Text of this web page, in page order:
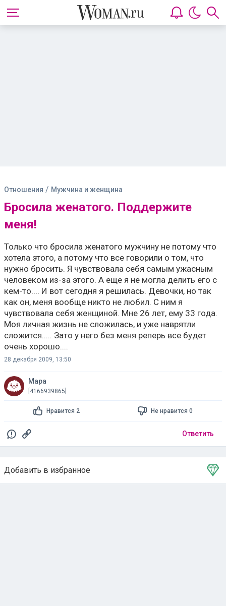
Отношения / Мужчина и женщина
Бросила женатого. Поддержите
меня!
Только что бросила женатого мужчину не потому что
хотела этого, а потому что все говорили о том, что
нужно бросить. Я чувствовала себя самым ужасным
человеком из-за этого. А еще я не могла делить его с
кем-то.... И вот сегодня я решилась. Девочки, но так
как он, меня вообще никто не любил. С ним я
чувствовала себя женщиной. Мне 26 лет, ему 33 года.
Моя личная жизнь не сложилась, и уже наврятли
сложится..... Зато у него без меня реперь все будет
очень хорошо....
28 декабря 2009, 13:50
Мара
[4166939865]
Нравится 2 Не нравится 0
Ответить
Добавить в избранное
Тема в избранном